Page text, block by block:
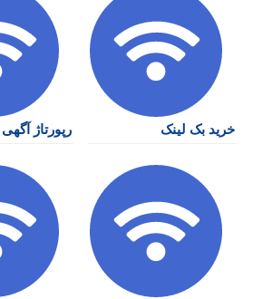
خرید بک لینک رپورتاژ آگهی